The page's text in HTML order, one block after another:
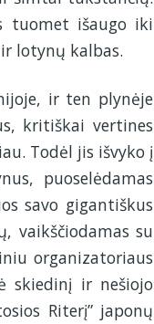
tuomet išaugo iki
lotynų kalbas.
ir ten plynėje
kritiškai vertines
Todėl jis išvyko į
puoselėdamas
savo gigantiškus
vaikščiodamas su
organizatoriaus
skiedinį ir nešiojo
Riterį” japonų